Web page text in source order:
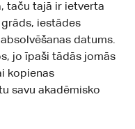
taču tajā ir ietverta
iestādes
datums.
jo īpaši tādās jomās
kopienas
savu akadēmisko